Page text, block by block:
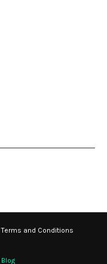
Terms and Conditions
Blog